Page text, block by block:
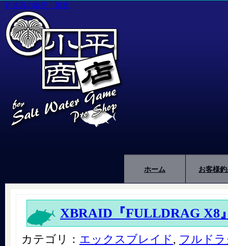
釣道具の販売・製造
ホーム お客様
XBRAID『FULLDRAG X8
カテゴリ： エックスブレイド , フルド